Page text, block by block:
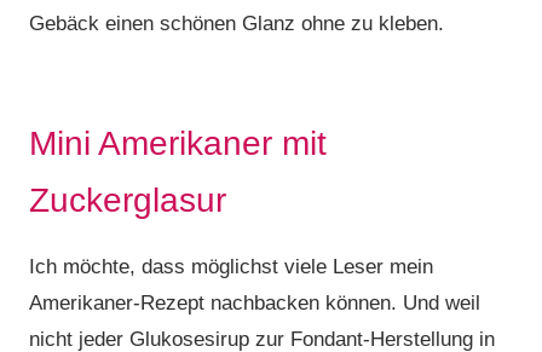
Gebäck einen schönen Glanz ohne zu kleben.
Mini Amerikaner mit
Zuckerglasur
Ich möchte, dass möglichst viele Leser mein
Amerikaner-Rezept nachbacken können. Und weil
nicht jeder Glukosesirup zur Fondant-Herstellung in